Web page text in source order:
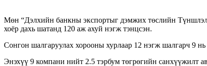
Мөн “Дэлхийн банкны экспортыг дэмжих төслийн
хоёр дахь шатанд 120 аж ахуй нэгж тэнцсэн.
Сонгон шалгаруулах хорооны хурлаар 12 нэгж шалгарч 9
Энэхүү 9 компани нийт 2.5 тэрбум төгрөгийн санхүүжилт